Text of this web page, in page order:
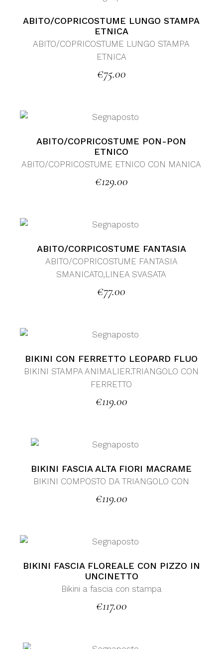
ABITO/COPRICOSTUME LUNGO STAMPA
ETNICA
ABITO/COPRICOSTUME LUNGO STAMPA
ETNICA
€75.00
ABITO/COPRICOSTUME PON-PON
ETNICO
ABITO/COPRICOSTUME ETNICO CON MANICA
€129.00
ABITO/CORPICOSTUME FANTASIA
ABITO/COPRICOSTUME FANTASIA
SMANICATO,LINEA SVASATA
€77.00
BIKINI CON FERRETTO LEOPARD FLUO
BIKINI STAMPA ANIMALIER.TRIANGOLO CON
FERRETTO
€119.00
BIKINI FASCIA ALTA FIORI MACRAME
BIKINI COMPOSTO DA TRIANGOLO CON
€119.00
BIKINI FASCIA FLOREALE CON PIZZO IN
UNCINETTO
Bikini a fascia con stampa
€117.00